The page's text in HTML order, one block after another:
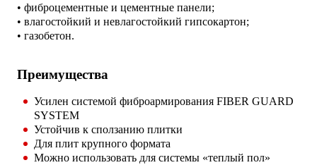
• фиброцементные и цементные панели;
• влагостойкий и невлагостойкий гипсокартон;
• газобетон.
Преимущества
Усилен системой фиброармирования FIBER GUARD
SYSTEM
Устойчив к сползанию плитки
Для плит крупного формата
Можно использовать для системы «теплый пол»